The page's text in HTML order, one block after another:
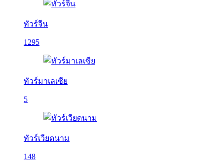
ทัวร์จีน
1295
ทัวร์มาเลเซีย
5
ทัวร์เวียดนาม
148